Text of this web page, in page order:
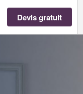
Devis gratuit